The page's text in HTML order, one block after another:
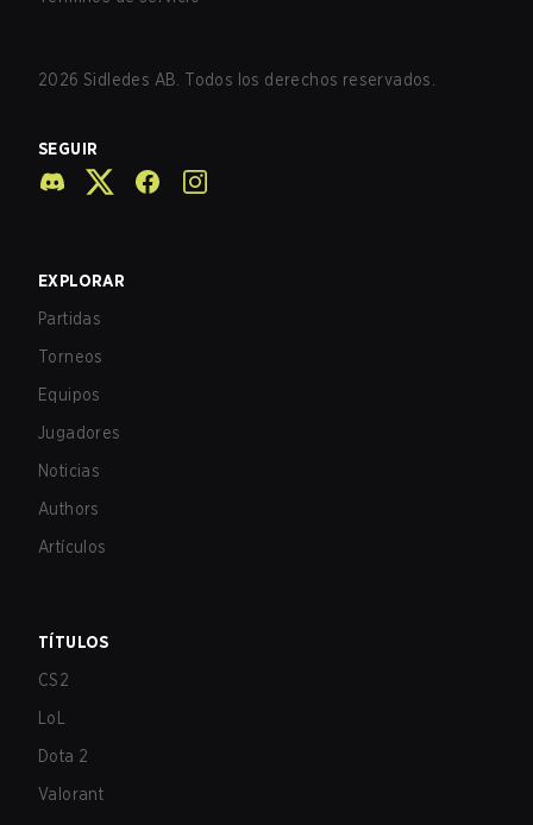
2026 Sidledes AB. Todos los derechos reservados.
SEGUIR
EXPLORAR
Partidas
Torneos
Equipos
Jugadores
Noticias
Authors
Artículos
TÍTULOS
CS2
LoL
Dota 2
Valorant